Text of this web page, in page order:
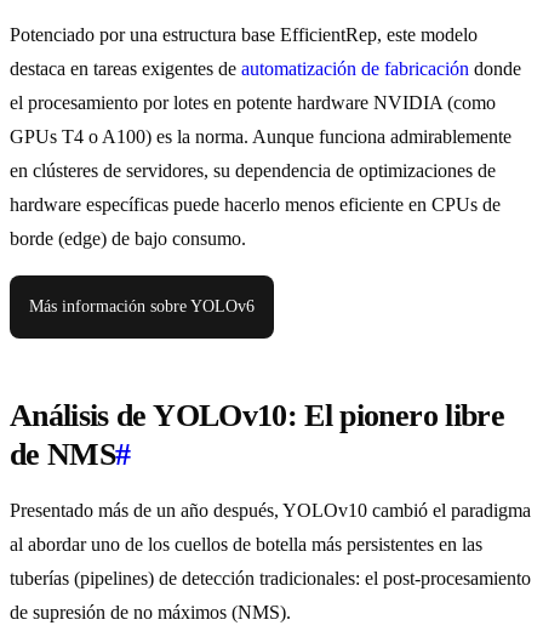
Potenciado por una estructura base EfficientRep, este modelo
destaca en tareas exigentes de automatización de fabricación donde
el procesamiento por lotes en potente hardware NVIDIA (como
GPUs T4 o A100) es la norma. Aunque funciona admirablemente
en clústeres de servidores, su dependencia de optimizaciones de
hardware específicas puede hacerlo menos eficiente en CPUs de
borde (edge) de bajo consumo.
Más información sobre YOLOv6
Análisis de YOLOv10: El pionero libre
de NMS#
Presentado más de un año después, YOLOv10 cambió el paradigma
al abordar uno de los cuellos de botella más persistentes en las
tuberías (pipelines) de detección tradicionales: el post-procesamiento
de supresión de no máximos (NMS).